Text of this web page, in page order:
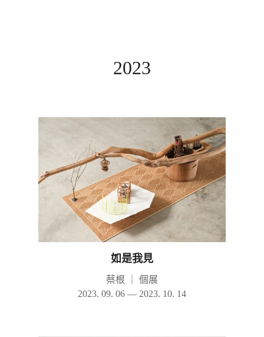
2023
如是我見
蔡根
個展
2023. 09. 06 — 2023. 10. 14